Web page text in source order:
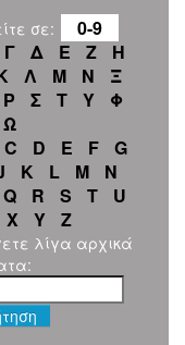
σε:
0-9
Γ Δ Ε Ζ
Η
Λ Μ Ν
Ξ
Ρ Σ Τ Υ
Φ
Ω
C D E F
G
K L M
N
Q R S T
U
X Y Z
λίγα αρχικά